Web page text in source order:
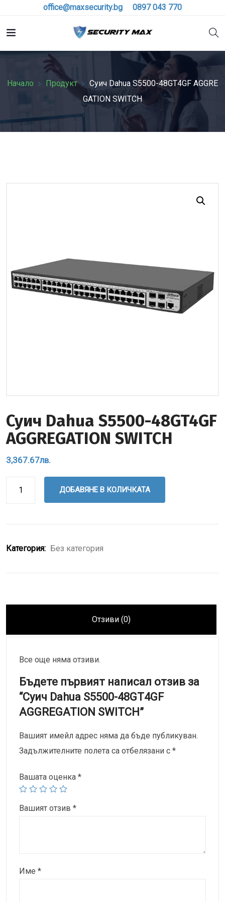
office@maxsecurity.bg 0897 043 770
Начало Продукт
Суич Dahua S5500-48GT4GF AGGRE
GATION SWITCH
Суич Dahua S5500-48GT4GF
AGGREGATION SWITCH
3,367.67лв.
ДОБАВЯНЕ В КОЛИЧКАТА
Категория: Без категория
Отзиви (0)
Все още няма отзиви.
Бъдете първият написал отзив за
“Суич Dahua S5500-48GT4GF
AGGREGATION SWITCH”
Вашият имейл адрес няма да бъде публикуван.
Задължителните полета са отбелязани с *
Вашата оценка *
Вашият отзив *
Име *